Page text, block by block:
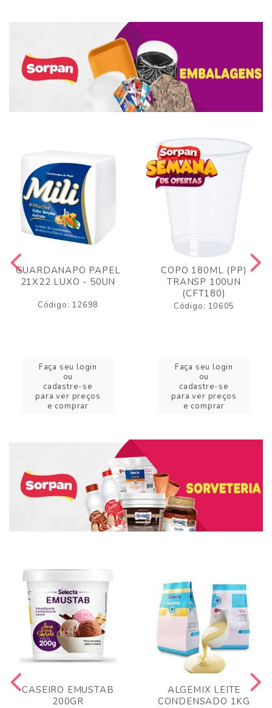
GUARDANAPO PAPEL
21X22 LUXO - 50UN
Código: 12698
Faça seu login
ou
cadastre-se
para ver preços
e comprar
COPO 180ML (PP)
TRANSP 100UN
(CFT180)
Código: 10605
Faça seu login
ou
cadastre-se
para ver preços
e comprar
CASEIRO EMUSTAB
200GR
ALGEMIX LEITE
CONDENSADO 1KG